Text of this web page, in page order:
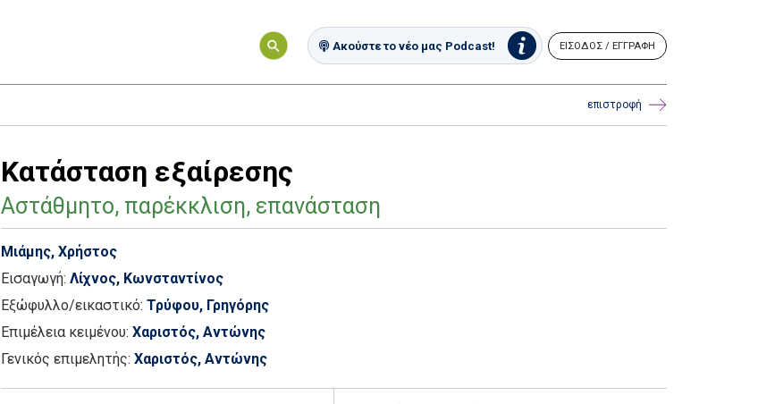
Ακούστε το νέο μας Podcast! ΕΙΣΟΔΟΣ / ΕΓΓΡΑΦΗ
επιστροφή
Κατάσταση εξαίρεσης
Αστάθμητο, παρέκκλιση, επανάσταση
Μιάμης, Χρήστος
Εισαγωγή: Λίχνος, Κωνσταντίνος
Εξώφυλλο/εικαστικό: Τρύφου, Γρηγόρης
Επιμέλεια κειμένου: Χαριστός, Αντώνης
Γενικός επιμελητής: Χαριστός, Αντώνης